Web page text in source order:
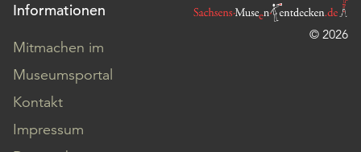
Informationen
Mitmachen im
Museumsportal
Kontakt
Impressum
© 2026